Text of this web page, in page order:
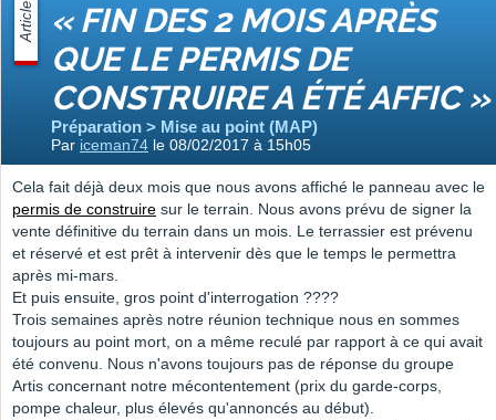
Article « FIN DES 2 MOIS APRÈS
QUE LE PERMIS DE
CONSTRUIRE A ÉTÉ AFFIC »
Préparation > Mise au point (MAP)
Par iceman74 le 08/02/2017 à 15h05
Cela fait déjà deux mois que nous avons affiché le panneau avec le
permis de construire sur le terrain. Nous avons prévu de signer la
vente définitive du terrain dans un mois. Le terrassier est prévenu
et réservé et est prêt à intervenir dès que le temps le permettra
après mi-mars.
Et puis ensuite, gros point d'interrogation ????
Trois semaines après notre réunion technique nous en sommes
toujours au point mort, on a même reculé par rapport à ce qui avait
été convenu. Nous n'avons toujours pas de réponse du groupe
Artis concernant notre mécontentement (prix du garde-corps,
pompe chaleur, plus élevés qu'annoncés au début).